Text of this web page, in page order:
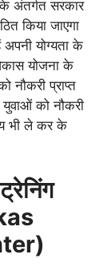
अंतर्गत सरकार
किया जाएगा
योग्यता के
योजना के
नौकरी प्राप्त
को नौकरी
भी ले कर के